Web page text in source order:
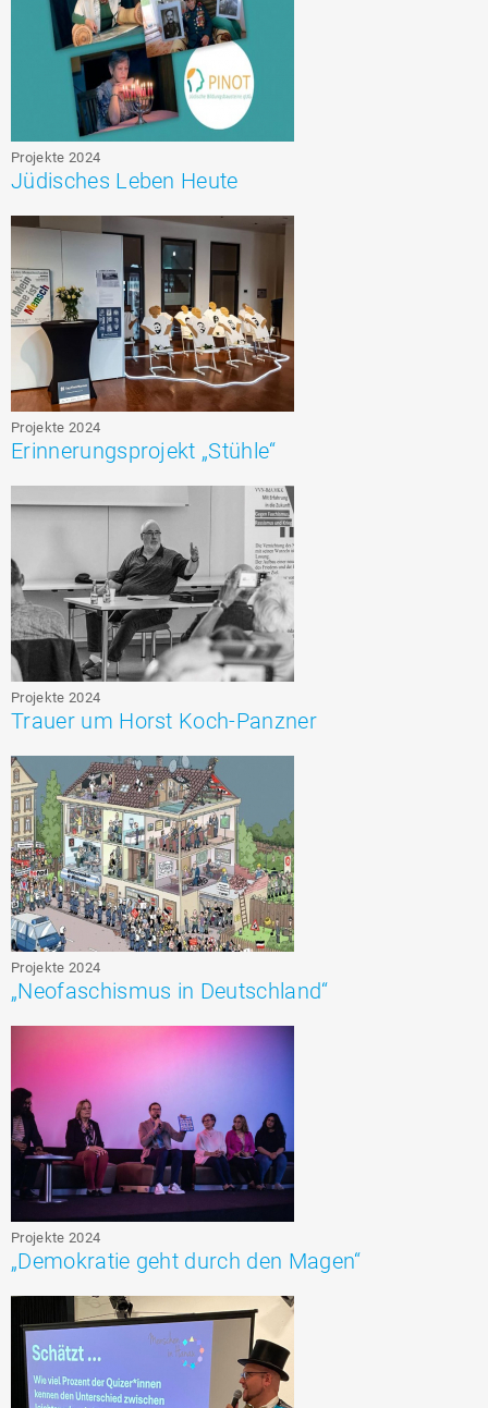
Projekte 2024
Jüdisches Leben Heute
Projekte 2024
Erinnerungsprojekt „Stühle“
Projekte 2024
Trauer um Horst Koch-Panzner
Projekte 2024
„Neofaschismus in Deutschland“
Projekte 2024
„Demokratie geht durch den Magen“